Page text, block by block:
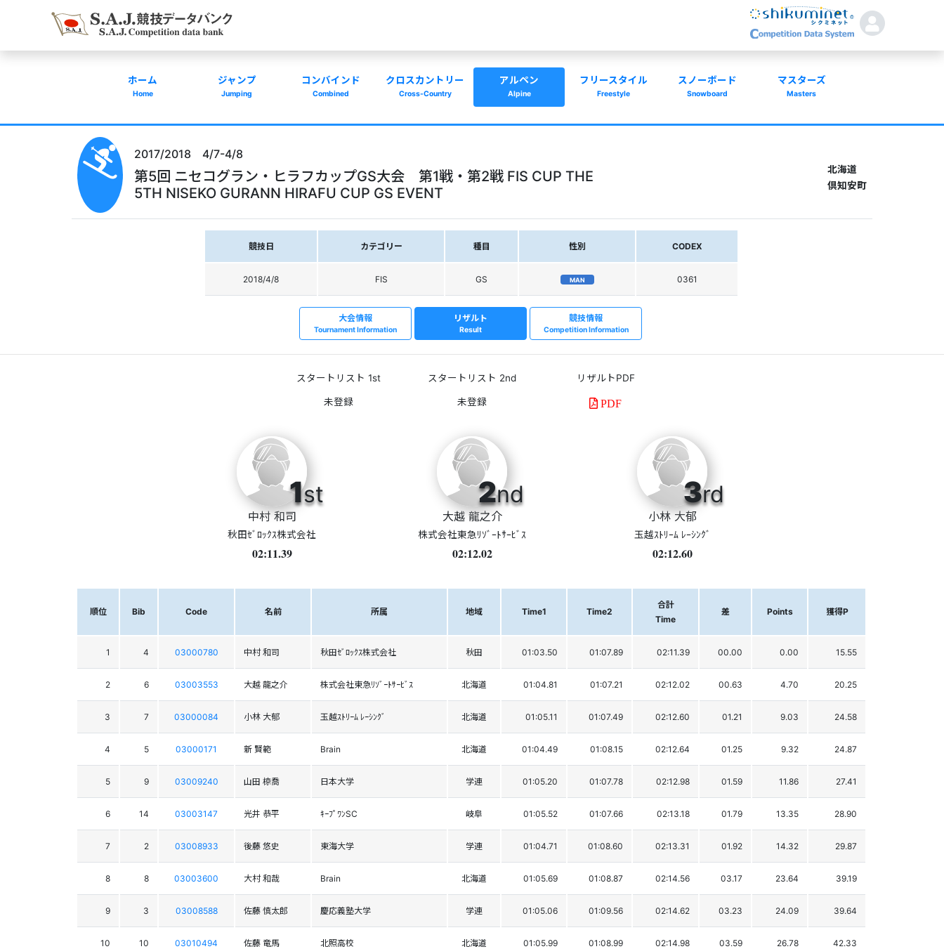
ホーム
Home
ジャンプ
Jumping
コンバインド
Combined
クロスカントリー
Cross-Country
アルペン
Alpine
フリースタイル
Freestyle
スノーボード
Snowboard
マスターズ
Masters
2017/2018 4/7-4/8
第5回 ニセコグラン・ヒラフカップGS大会 第1戦・第2戦 FIS CUP THE
5TH NISEKO GURANN HIRAFU CUP GS EVENT
北海道
倶知安町
競技日 カテゴリー 種目 性別 CODEX
2018/4/8 FIS GS MAN 0361
大会情報
Tournament Information
リザルト
Result
競技情報
Competition Information
スタートリスト 1st スタートリスト 2nd リザルトPDF
PDF
1st
中村 和司
秋田ｾﾞﾛｯｸｽ株式会社
02:11.39
2nd
大越 龍之介
株式会社東急ﾘｿﾞｰﾄｻｰﾋﾞｽ
02:12.02
3rd
小林 大郁
玉越ｽﾄﾘｰﾑ ﾚｰｼﾝｸﾞ
02:12.60
順位 Bib Code 名前 所属 地域 Time1 Time2
合計
Time
差 Points 獲得P
1 4 03000780 中村 和司 秋田ｾﾞﾛｯｸｽ株式会社 秋田 01:03.50 01:07.89 02:11.39 00.00 0.00 15.55
2 6 03003553 大越 龍之介 株式会社東急ﾘｿﾞｰﾄｻｰﾋﾞｽ 北海道 01:04.81 01:07.21 02:12.02 00.63 4.70 20.25
3 7 03000084 小林 大郁 玉越ｽﾄﾘｰﾑ ﾚｰｼﾝｸﾞ 北海道 01:05.11 01:07.49 02:12.60 01.21 9.03 24.58
4 5 03000171 新 賢範 Brain 北海道 01:04.49 01:08.15 02:12.64 01.25 9.32 24.87
5 9 03009240 山田 椋喬 日本大学 学連 01:05.20 01:07.78 02:12.98 01.59 11.86 27.41
6 14 03003147 光井 恭平 ｷｰﾌﾟﾜﾝSC 岐阜 01:05.52 01:07.66 02:13.18 01.79 13.35 28.90
7 2 03008933 後藤 悠史 東海大学 学連 01:04.71 01:08.60 02:13.31 01.92 14.32 29.87
8 8 03003600 大村 和哉 Brain 北海道 01:05.69 01:08.87 02:14.56 03.17 23.64 39.19
9 3 03008588 佐藤 慎太郎 慶応義塾大学 学連 01:05.06 01:09.56 02:14.62 03.23 24.09 39.64
10 10 03010494 佐藤 竜馬 北照高校 北海道 01:05.99 01:08.99 02:14.98 03.59 26.78 42.33